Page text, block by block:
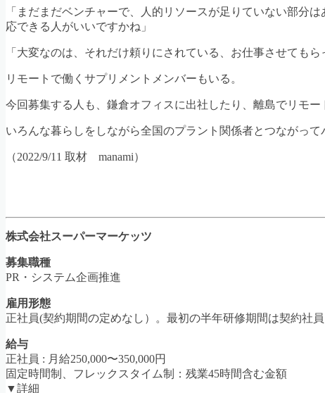
「まだまだベンチャーで、人的リソースが足りていない部分
応できる人がいいですかね」
「大変なのは、それだけ頼りにされている、お仕事させても
リモートで働くサプリメントメンバーもいる。
今回募集する人も、鎌倉オフィスに出社したり、離島でリモ
いろんな暮らしをしながら全国のプラント関係者とつながっ
（2022/9/11 取材 manami）
株式会社スーパーマーケッツ
募集職種
PR・システム企画推進
雇用形態
正社員(契約期間の定めなし）。最初の半年研修期間は契約社員
給与
正社員 : 月給250,000〜350,000円
固定時間制、フレックスタイム制：残業45時間含む金額
▼詳細